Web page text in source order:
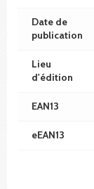
Date de
publication
Lieu
d'édition
EAN13
eEAN13